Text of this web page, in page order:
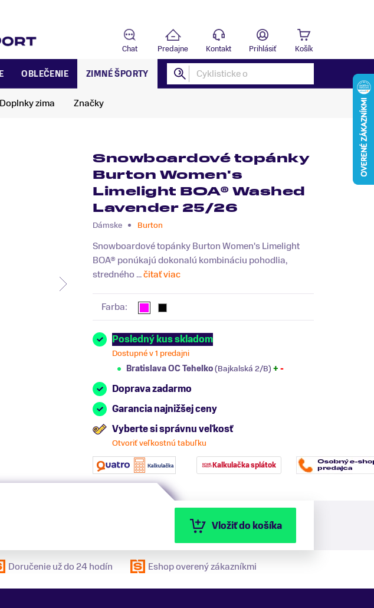
Chat Predajne Kontakt Prihlásiť Košík
OBLEČENIE ZIMNÉ ŠPORTY
Doplnky zima Značky
Snowboardové topánky
Burton Women's
Limelight BOA® Washed
Lavender 25/26
Dámske Burton
Snowboardové topánky Burton Women's Limelight
BOA® ponúkajú dokonalú kombináciu pohodlia,
stredného ...čitať viac
Farba:
Posledný kus skladom
Dostupné v 1 predajni
Bratislava OC Tehelko(Bajkalská 2/B) + -
Doprava zadarmo
Garancia najnižšej ceny
Vyberte si správnu veľkosť
Otvoriť veľkostnú tabuľku
Kalkulačka splátok
Vložiť do košíka
Doručenie už do 24 hodín Eshop overený zákazníkmi